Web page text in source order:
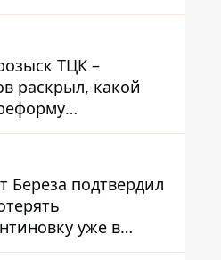
убивает
-
ТЦК –
раскрыл, какой
Береза ​​подтвердил
уже в
месяцы